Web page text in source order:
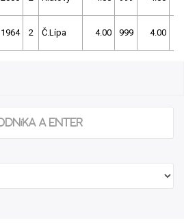
1964 2 Č.Lípa 4.00 999 4.00